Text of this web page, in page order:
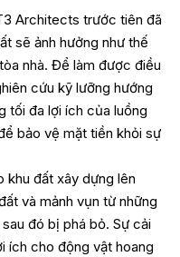
Architects trước tiên đã
sẽ ảnh hưởng như thế
nhà. Để làm được điều
cứu kỹ lưỡng hướng
tối đa lợi ích của luồng
bảo vệ mặt tiền khỏi sự
khu đất xây dựng lên
và mảnh vụn từ những
đó bị phá bỏ. Sự cải
ích cho động vật hoang